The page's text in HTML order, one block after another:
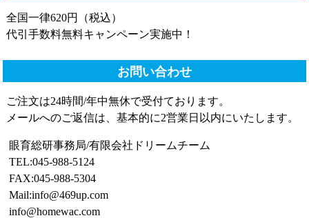
全国一律620円（税込）
代引手数料無料キャンペーン実施中！
お問い合わせ
ご注文は24時間/年中無休で受付ております。
メールへのご返信は、基本的に2営業日以内にいたします。
眼育総研事務局/有限会社ドリームチーム
TEL:045-988-5124
FAX:045-988-5304
Mail:info@469up.com
info@homewac.com